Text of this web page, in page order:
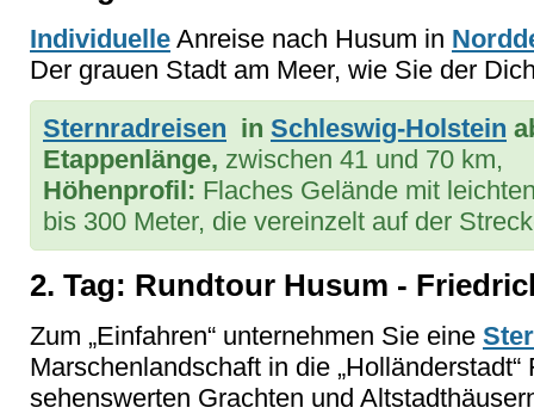
Individuelle Anreise nach Husum in
Der grauen Stadt am Meer, wie Sie der
Sternradreisen in Schleswig-Holstein
Etappenlänge, zwischen 41 und 70 km,
Höhenprofil: Flaches Gelände mit
bis 300 Meter, die vereinzelt auf der
2. Tag: Rundtour Husum -
Zum „Einfahren“ unternehmen Sie eine
Marschenlandschaft in die
sehenswerten Grachten und